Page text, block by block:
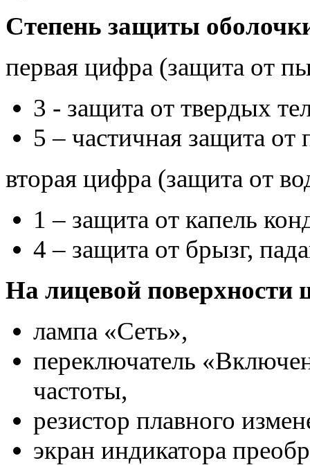
Степень защиты
первая цифра (защита от
3 - защита от твердых
5 – частичная защита от
вторая цифра (защита от
1 – защита от капель
4 – защита от брызг,
На лицевой поверхности
лампа «Сеть»,
переключатель
частоты,
резистор плавного
экран индикатора